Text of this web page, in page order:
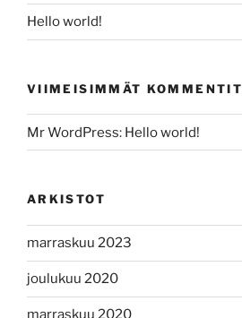
Hello world!
VIIMEISIMMÄT KOMMENTIT
Mr WordPress: Hello world!
ARKISTOT
marraskuu 2023
joulukuu 2020
marraskuu 2020